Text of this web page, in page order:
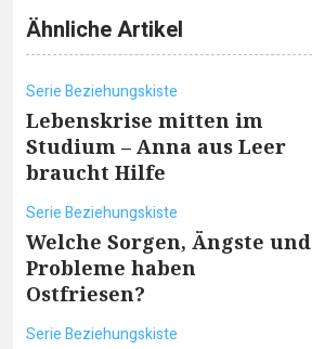
Ähnliche Artikel
Serie Beziehungskiste
Lebenskrise mitten im
Studium – Anna aus Leer
braucht Hilfe
Serie Beziehungskiste
Welche Sorgen, Ängste und
Probleme haben
Ostfriesen?
Serie Beziehungskiste